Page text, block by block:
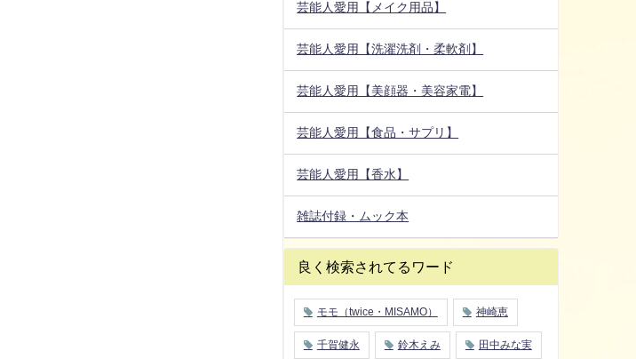
芸能人愛用【メイク用品】
芸能人愛用【洗濯洗剤・柔軟剤】
芸能人愛用【美顔器・美容家電】
芸能人愛用【食品・サプリ】
芸能人愛用【香水】
雑誌付録・ムック本
良く検索されてるワード
モモ（twice・MISAMO） 神崎恵
千賀健永 鈴木えみ 田中みな実